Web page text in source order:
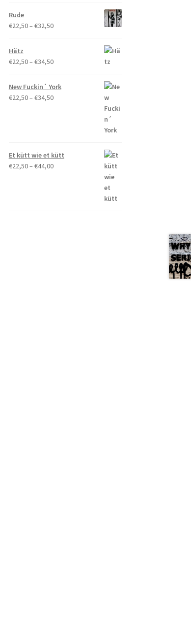
€34,50
Rude
€22,50– €32,50Preisspanne:
€32,50
Hätz
€22,50– €34,50Preisspanne:
bis
€34,50
New Fuckin´ York
€22,50– €34,50Preisspanne:
Et kütt wie et kütt
€22,50– €44,00Preisspanne: